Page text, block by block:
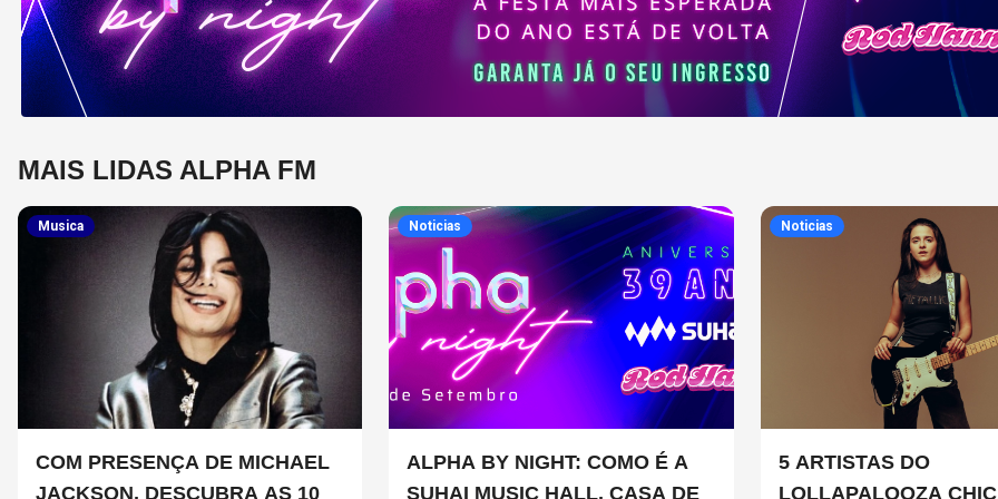
MAIS LIDAS ALPHA FM
Musica
COM PRESENÇA DE MICHAEL
JACKSON, DESCUBRA AS 10
Noticias
ALPHA BY NIGHT: COMO É A
SUHAI MUSIC HALL, CASA DE
Noticias
5 ARTISTAS DO
LOLLAPALOOZA